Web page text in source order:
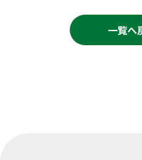
一覧へ